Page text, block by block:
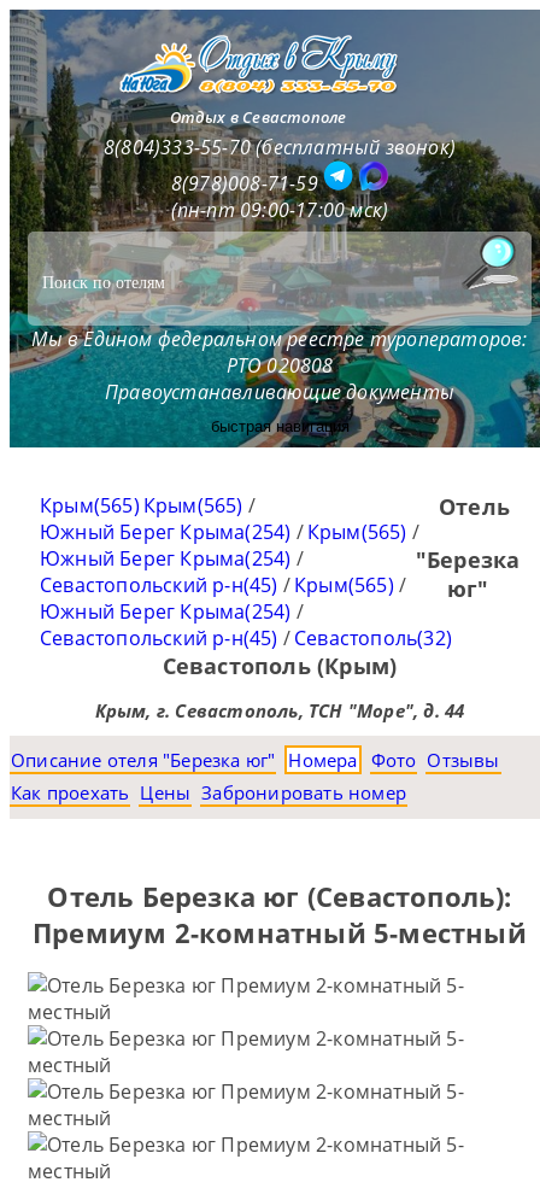
Отдых в Севастополе
8(804)333-55-70 (бесплатный звонок)
8(978)008-71-59
(пн-пт 09:00-17:00 мск)
Мы в Едином федеральном реестре туроператоров:
РТО 020808
Правоустанавливающие документы
быстрая навигация
Крым(565) Крым(565) /
Южный Берег Крыма(254) /Крым(565) /
Южный Берег Крыма(254) /
Севастопольский р-н(45) /Крым(565) /
Южный Берег Крыма(254) /
Севастопольский р-н(45) /Севастополь(32)
Отель
"Березка
юг"
Севастополь (Крым)
Крым, г. Севастополь, ТСН "Море", д. 44
Описание отеля "Березка юг" Номера Фото Отзывы
Как проехать Цены Забронировать номер
Отель Березка юг (Севастополь):
Премиум 2-комнатный 5-местный